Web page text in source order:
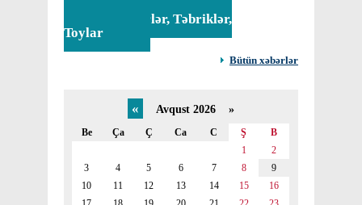
Tədbirlər, Təbriklər,
Toylar
Bütün xəbərlər
« Avqust 2026 »
Be Ça Ç Ca C Ş
B
1
2
3
4 5 6 7 8
9
10
11 12 13 14 15
16